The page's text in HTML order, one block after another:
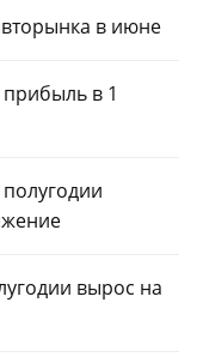
в июне
в 1
вырос на